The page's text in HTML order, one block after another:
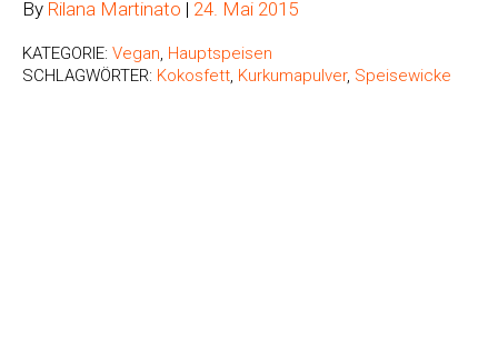
By Rilana Martinato | 24. Mai 2015
KATEGORIE: Vegan, Hauptspeisen
SCHLAGWÖRTER: Kokosfett, Kurkumapulver, Speisewicke